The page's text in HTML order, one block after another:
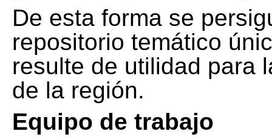
De esta forma se
repositorio temático
resulte de utilidad para
de la región.
Equipo de trabajo